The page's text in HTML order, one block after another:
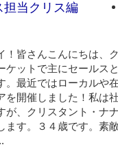
担当クリス編
！皆さんこんにちは、
ケットで主にセールス
。最近ではローカルや
を開催しました！私は
が、クリスタント・ナ
ます。３４歳です。素